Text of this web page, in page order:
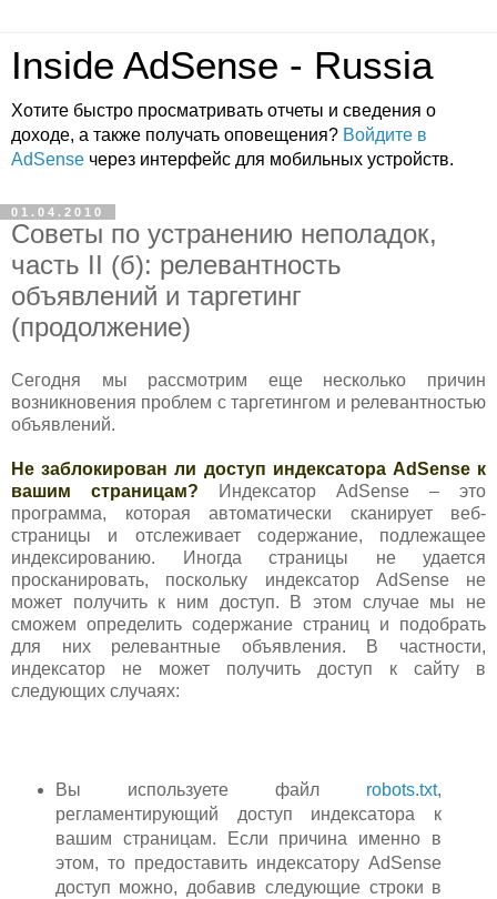
Inside AdSense - Russia
Хотите быстро просматривать отчеты и сведения о
доходе, а также получать оповещения? Войдите в
AdSense через интерфейс для мобильных устройств.
01.04.2010
Советы по устранению неполадок,
часть II (б): релевантность
объявлений и таргетинг
(продолжение)
Сегодня мы рассмотрим еще несколько причин
возникновения проблем с таргетингом и релевантностью
объявлений.
Не заблокирован ли доступ индексатора AdSense к
вашим страницам?
Индексатор AdSense – это
программа, которая автоматически сканирует веб-
страницы и отслеживает содержание, подлежащее
индексированию. Иногда страницы не удается
просканировать, поскольку индексатор AdSense не
может получить к ним доступ. В этом случае мы не
сможем определить содержание страниц и подобрать
для них релевантные объявления. В частности,
индексатор не может получить доступ к сайту в
следующих случаях:
Вы используете файл robots.txt,
регламентирующий доступ индексатора к
вашим страницам. Если причина именно в
этом, то предоставить индексатору AdSense
доступ можно, добавив следующие строки в